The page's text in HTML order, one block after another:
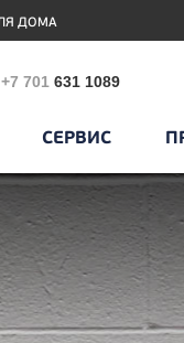
ДОМА
+7 701 631 1089
СЕРВИС